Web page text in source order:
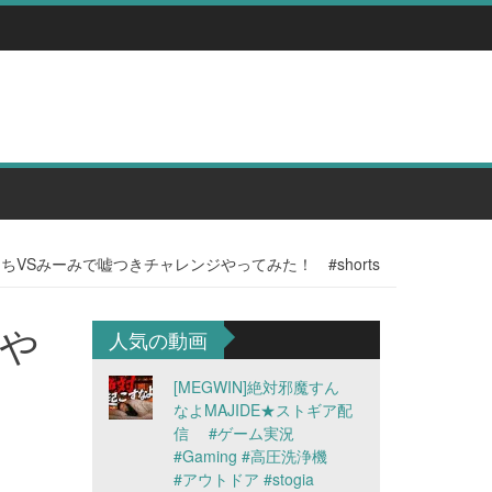
VSみーみで嘘つきチャレンジやってみた！ #shorts
人気の動画
[MEGWIN]絶対邪魔すん
なよMAJIDE★ストギア配
信 #ゲーム実況
#Gaming #高圧洗浄機
#アウトドア #stogia